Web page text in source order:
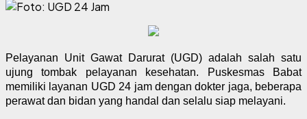
Pelayanan Unit Gawat Darurat (UGD) adalah salah satu
ujung tombak pelayanan kesehatan. Puskesmas Babat
memiliki layanan UGD 24 jam dengan dokter jaga, beberapa
perawat dan bidan yang handal dan selalu siap melayani.